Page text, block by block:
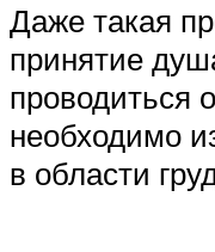
Даже такая
принятие
проводиться
необходимо
в области